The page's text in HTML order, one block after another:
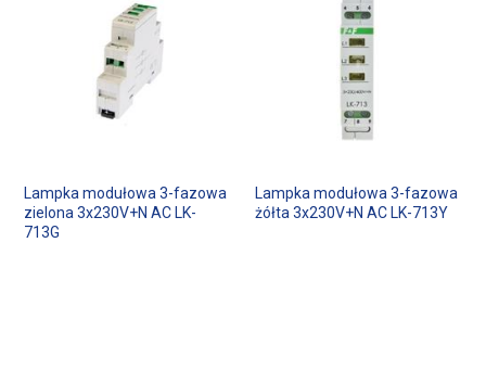
Lampka modułowa 3-fazowa
zielona 3x230V+N AC LK-
713G
Lampka modułowa 3-fazowa
żółta 3x230V+N AC LK-713Y